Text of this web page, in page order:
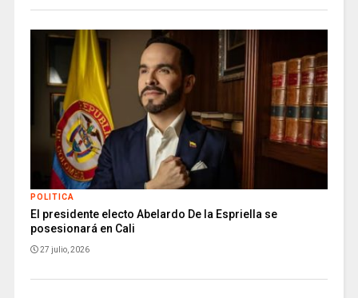
POLITICA
El presidente electo Abelardo De la Espriella se
posesionará en Cali
27 julio, 2026